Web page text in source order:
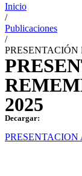
Inicio
/
Publicaciones
/
2025
Decargar:
PRESENTACION